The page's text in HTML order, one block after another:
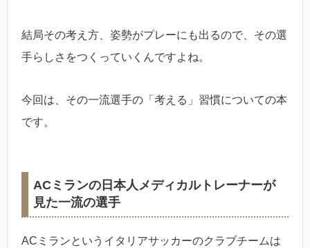
結局その考え方、姿勢がプレーにも出るので、その選
手らしさをつくっていくんですよね。
今回は、その一流選手の「考える」習慣についての本
です。
ACミランの日本人メディカルトレーナーが
見た一流の選手
ACミランというイタリアサッカーのクラブチームは